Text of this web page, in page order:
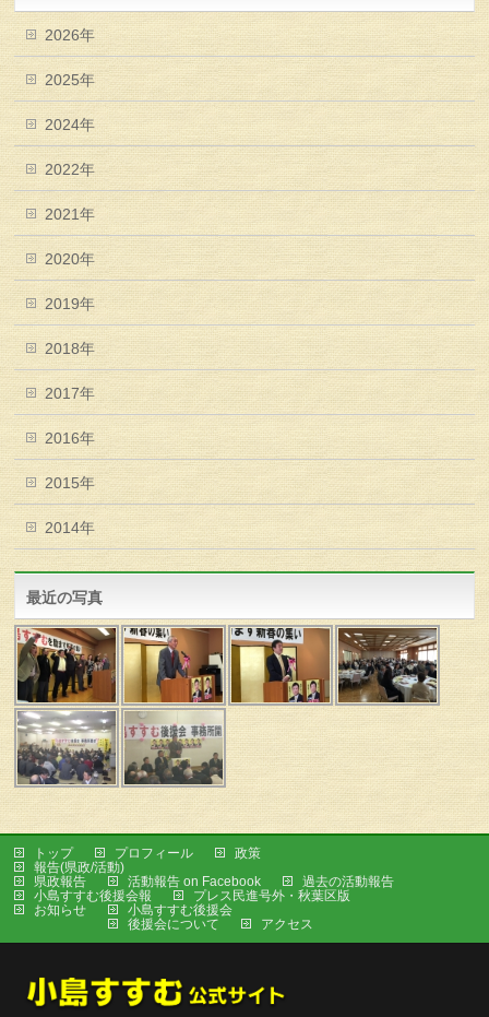
2026年
2025年
2024年
2022年
2021年
2020年
2019年
2018年
2017年
2016年
2015年
2014年
最近の写真
トップ プロフィール
政策
報告(県政/活動)
県政報告
活動報告 on Facebook
過去の活動報告
小島すすむ後援会報
プレス民進号外・秋葉区版
お知らせ
小島すすむ後援会
後援会について
アクセス